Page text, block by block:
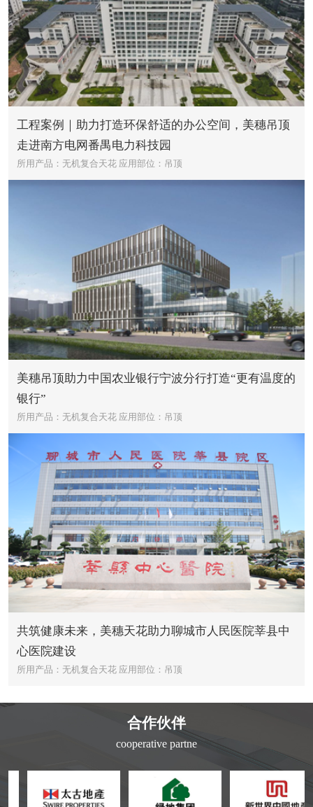
工程案例｜助力打造环保舒适的办公空间，美穗吊顶
走进南方电网番禺电力科技园
所用产品：无机复合天花 应用部位：吊顶
美穗吊顶助力中国农业银行宁波分行打造“更有温度的
银行”
所用产品：无机复合天花 应用部位：吊顶
共筑健康未来，美穗天花助力聊城市人民医院莘县中
心医院建设
所用产品：无机复合天花 应用部位：吊顶
合作伙伴
cooperative partne